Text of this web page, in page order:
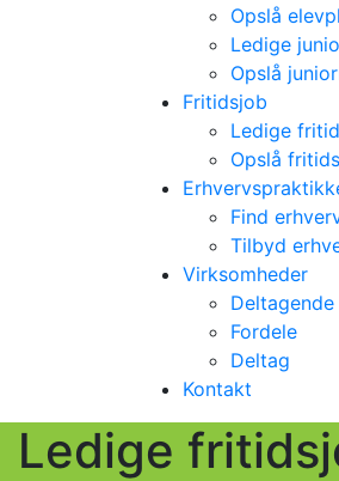
Opslå
Ledige
Opslå
Fritidsjob
Ledige
Opslå
Find
Tilbyd
Virksomheder
Fordele
Deltag
Kontakt
Ledige